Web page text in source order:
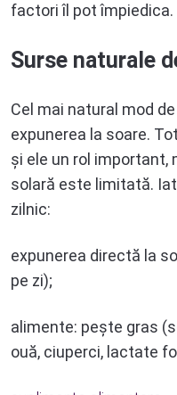
factori îl pot împiedica.
Surse naturale
Cel mai natural mod
expunerea la soare.
și ele un rol important,
solară este limitată.
zilnic:
expunerea directă la
pe zi);
alimente: pește gras
ouă, ciuperci, lactate